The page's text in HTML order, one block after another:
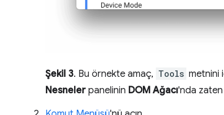
Şekil 3. Bu örnekte amaç, Tools metnini
Nesneler panelinin DOM Ağacı'nda zaten